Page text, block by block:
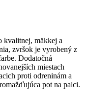
mäkkej a
zvršok je vyrobený z
Dodatočná
miestach
proti odreninám a
pot na palci.